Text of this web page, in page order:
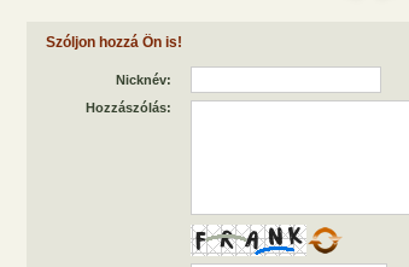
Szóljon hozzá Ön is!
Nicknév:
Hozzászólás: